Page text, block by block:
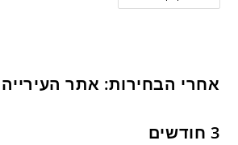
אחרי הבחירות: אתר
3 חודשים